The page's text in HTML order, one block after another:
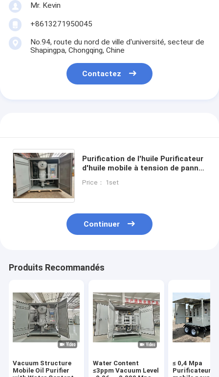
Mr. Kevin
+8613271950045
No.94, route du nord de ville d'université, secteur de
Shapingpa, Chongqing, Chine
Contactez
Purification de l'huile Purificateur
d'huile mobile à tension de panne
manuelle Plage de température
Price： 1set
Continuer
Produits Recommandés
Vacuum Structure
Mobile Oil Purifier
Water Content
≤3ppm Vacuum Level
≤ 0,4 Mpa
Purificateur